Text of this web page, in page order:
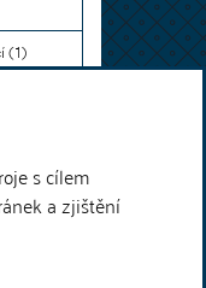
s cílem
a zjištění
(1)